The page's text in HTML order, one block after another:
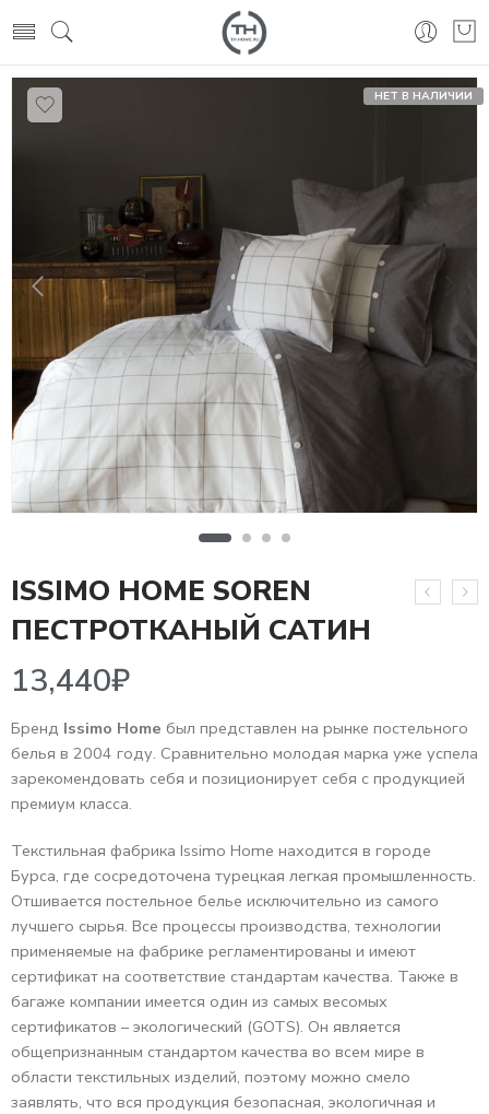
НЕТ В НАЛИЧИИ
ISSIMO HOME SOREN
ПЕСТРОТКАНЫЙ САТИН
13,440₽
Бренд Issimo Home был представлен на рынке постельного
белья в 2004 году. Сравнительно молодая марка уже успела
зарекомендовать себя и позиционирует себя с продукцией
премиум класса.
Текстильная фабрика Issimo Home находится в городе
Бурса, где сосредоточена турецкая легкая промышленность.
Отшивается постельное белье исключительно из самого
лучшего сырья. Все процессы производства, технологии
применяемые на фабрике регламентированы и имеют
сертификат на соответствие стандартам качества. Также в
багаже компании имеется один из самых весомых
сертификатов – экологический (GOTS). Он является
общепризнанным стандартом качества во всем мире в
области текстильных изделий, поэтому можно смело
заявлять, что вся продукция безопасная, экологичная и